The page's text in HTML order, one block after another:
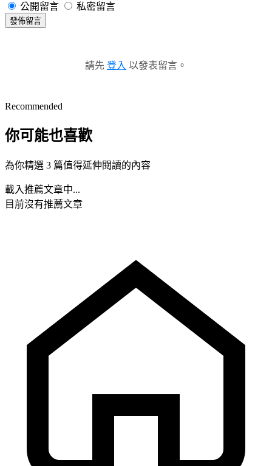
公開留言 私密留言
發佈留言
請先 登入 以發表留言。
Recommended
你可能也喜歡
為你精選 3 篇值得延伸閱讀的內容
載入推薦文章中...
目前沒有推薦文章